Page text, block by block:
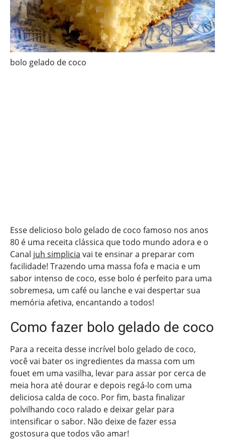
bolo gelado de coco
Esse delicioso bolo gelado de coco famoso nos anos
80 é uma receita clássica que todo mundo adora e o
Canal juh simplicia vai te ensinar a preparar com
facilidade! Trazendo uma massa fofa e macia e um
sabor intenso de coco, esse bolo é perfeito para uma
sobremesa, um café ou lanche e vai despertar sua
memória afetiva, encantando a todos!
Como fazer bolo gelado de coco
Para a receita desse incrível bolo gelado de coco,
você vai bater os ingredientes da massa com um
fouet em uma vasilha, levar para assar por cerca de
meia hora até dourar e depois regá-lo com uma
deliciosa calda de coco. Por fim, basta finalizar
polvilhando coco ralado e deixar gelar para
intensificar o sabor. Não deixe de fazer essa
gostosura que todos vão amar!